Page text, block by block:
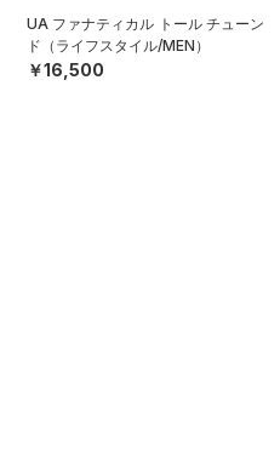
UA ファナティカル トール チューン
ド（ライフスタイル/MEN）
￥16,500